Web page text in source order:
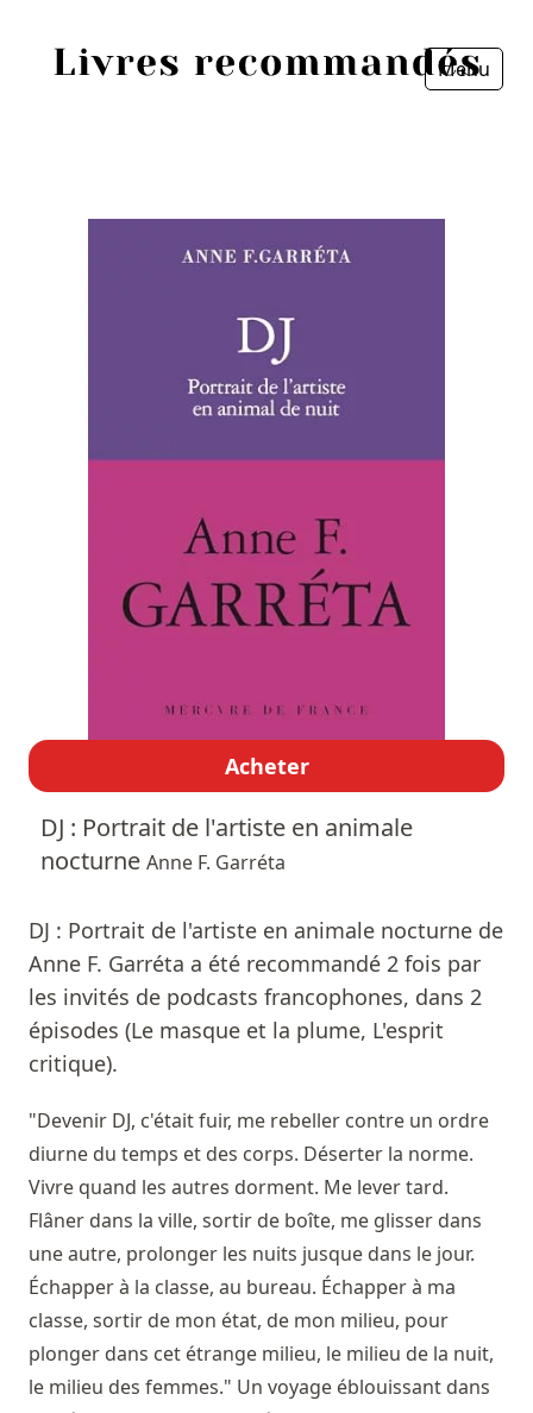
Menu
Acheter
DJ : Portrait de l'artiste en animale
nocturne Anne F. Garréta
DJ : Portrait de l'artiste en animale nocturne de
Anne F. Garréta a été recommandé 2 fois par
les invités de podcasts francophones, dans 2
épisodes (Le masque et la plume, L'esprit
critique).
"Devenir DJ, c'était fuir, me rebeller contre un ordre
diurne du temps et des corps. Déserter la norme.
Vivre quand les autres dorment. Me lever tard.
Flâner dans la ville, sortir de boîte, me glisser dans
une autre, prolonger les nuits jusque dans le jour.
Échapper à la classe, au bureau. Échapper à ma
classe, sortir de mon état, de mon milieu, pour
plonger dans cet étrange milieu, le milieu de la nuit,
le milieu des femmes." Un voyage éblouissant dans
Livres les plus recommandés
Prix littéraires
Fermer